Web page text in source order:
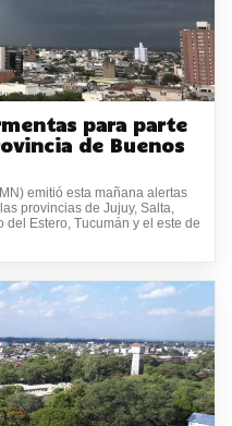
para parte
de Buenos
emitió esta mañana alertas
provincias de Jujuy, Salta,
Estero, Tucumán y el este de